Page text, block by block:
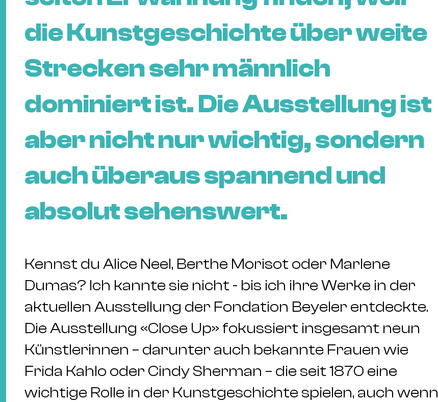
die Kunstgeschichte über weite
Strecken sehr männlich
dominiert ist. Die Ausstellung ist
aber nicht nur wichtig, sondern
auch überaus spannend und
absolut sehenswert.
Kennst du Alice Neel, Berthe Morisot oder Marlene
Dumas? Ich kannte sie nicht - bis ich ihre Werke in der
aktuellen Ausstellung der Fondation Beyeler entdeckte.
Die Ausstellung «Close Up» fokussiert insgesamt neun
Künstlerinnen – darunter auch bekannte Frauen wie
Frida Kahlo oder Cindy Sherman – die seit 1870 eine
wichtige Rolle in der Kunstgeschichte spielen, auch wenn